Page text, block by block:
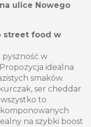
ulice Nowego
street food w
w
idealna
smaków.
ser cheddar
to
na szybki boost